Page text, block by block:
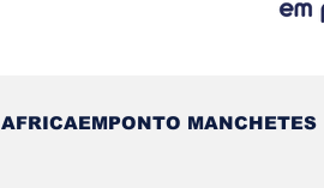
AFRICAEMPONTO MANCHETES